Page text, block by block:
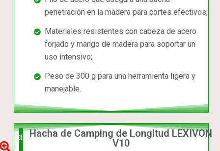
penetración en la madera para cortes efectivos;
Materiales resistentes con cabeza de acero
forjado y mango de madera para soportar un
uso intensivo;
Peso de 300 g para una herramienta ligera y
manejable.
Elección
Hacha de Camping de Longitud LEXIVON
V10